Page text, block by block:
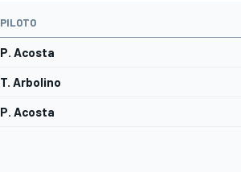
PILOTO
P. Acosta
T. Arbolino
P. Acosta